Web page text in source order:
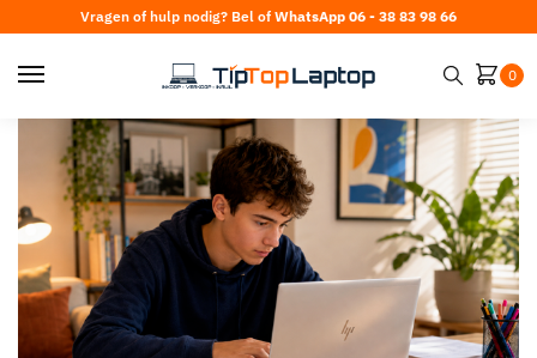
Vragen of hulp nodig? Bel of WhatsApp 06 - 38 83 98 66
0